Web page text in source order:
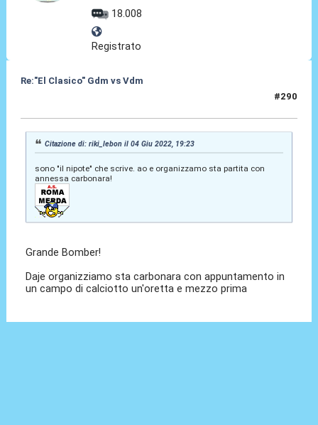
18.008
Registrato
Re:"El Clasico" Gdm vs Vdm
#290
Citazione di: riki_lebon il 04 Giu 2022, 19:23
sono "il nipote" che scrive. ao e organizzamo sta partita con
annessa carbonara!
Grande Bomber!
Daje organizziamo sta carbonara con appuntamento in
un campo di calciotto un'oretta e mezzo prima